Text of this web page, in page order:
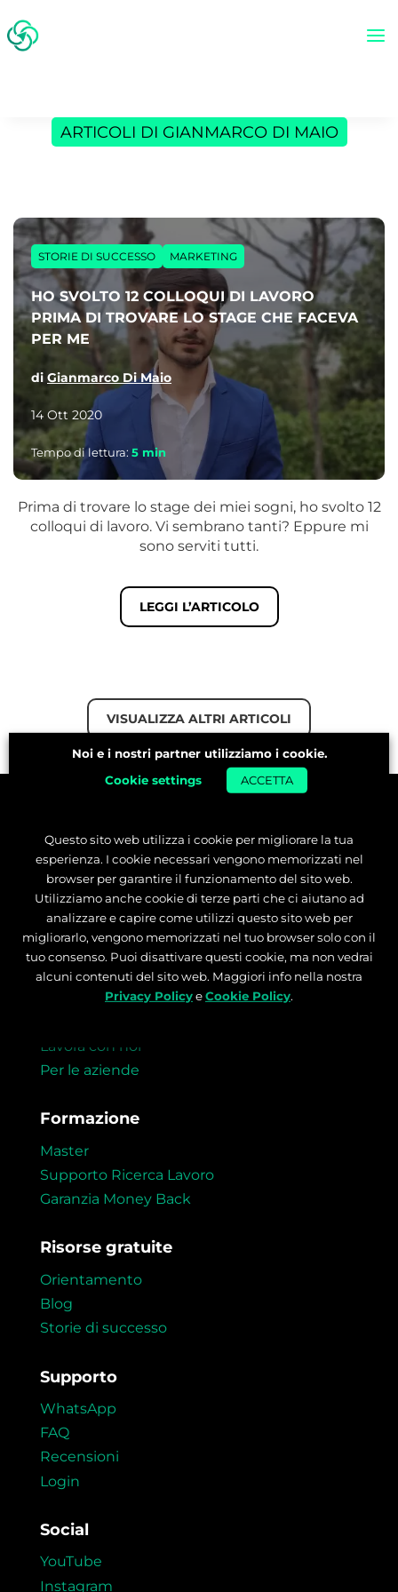
ARTICOLI DI GIANMARCO DI MAIO
STORIE DI SUCCESSO MARKETING
HO SVOLTO 12 COLLOQUI DI LAVORO
PRIMA DI TROVARE LO STAGE CHE FACEVA
PER ME
di Gianmarco Di Maio
14 Ott 2020
Tempo di lettura: 5 min
Prima di trovare lo stage dei miei sogni, ho svolto 12
colloqui di lavoro. Vi sembrano tanti? Eppure mi
sono serviti tutti.
LEGGI L’ARTICOLO
VISUALIZZA ALTRI ARTICOLI
Lavora con noi
Per le aziende
Formazione
Master
Supporto Ricerca Lavoro
Garanzia Money Back
Risorse gratuite
Orientamento
Blog
Storie di successo
Supporto
WhatsApp
FAQ
Recensioni
Login
Social
YouTube
Instagram
Noi e i nostri partner utilizziamo i cookie.
Cookie settings
ACCETTA
Questo sito web utilizza i cookie per migliorare la tua
esperienza. I cookie necessari vengono memorizzati nel
browser per garantire il funzionamento del sito web.
Utilizziamo anche cookie di terze parti che ci aiutano ad
analizzare e capire come utilizzi questo sito web per
migliorarlo, vengono memorizzati nel tuo browser solo con il
tuo consenso. Puoi disattivare questi cookie, ma non vedrai
alcuni contenuti del sito web. Maggiori info nella nostra
Privacy PolicyeCookie Policy.